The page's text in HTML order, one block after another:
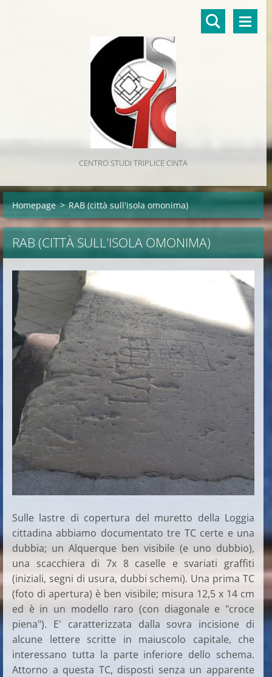
CENTRO STUDI TRIPLICE CINTA
Homepage > RAB (città sull'isola omonima)
RAB (CITTÀ SULL'ISOLA OMONIMA)
Sulle lastre di copertura del muretto della Loggia
cittadina abbiamo documentato tre TC certe e una
dubbia; un Alquerque ben visibile (e uno dubbio),
una scacchiera di 7x 8 caselle e svariati graffiti
(iniziali, segni di usura, dubbi schemi). Una prima TC
(foto di apertura) è ben visibile; misura 12,5 x 14 cm
ed è in un modello raro (con diagonale e "croce
piena"). E' caratterizzata dalla sovra incisione di
alcune lettere scritte in maiuscolo capitale, che
interessano tutta la parte inferiore dello schema.
Attorno a questa TC, disposti senza un apparente